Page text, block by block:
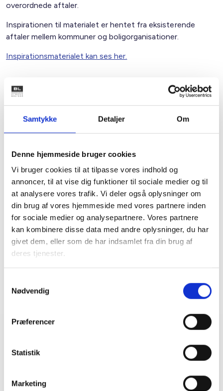
Samtykke Detaljer Om
Denne hjemmeside bruger cookies
Vi bruger cookies til at tilpasse vores indhold og
annoncer, til at vise dig funktioner til sociale medier og til
at analysere vores trafik. Vi deler også oplysninger om
din brug af vores hjemmeside med vores partnere inden
for sociale medier og analysepartnere. Vores partnere
kan kombinere disse data med andre oplysninger, du har
givet dem, eller som de har indsamlet fra din brug af
deres tjenester.
Nødvendig
Præferencer
Statistik
Marketing
overordnede aftaler.
Inspirationen til materialet er hentet fra eksisterende
aftaler mellem kommuner og boligorganisationer.
Inspirationsmaterialet kan ses her.
Med venlig hilsen
Bent Madsen / Annesophie Hansen
Kontakt
Bent Madsen
Adm. direktør
Mail: bma@bl.dk
Ny vejledning om udlejningsvanskeligheder i
almene ældreboliger